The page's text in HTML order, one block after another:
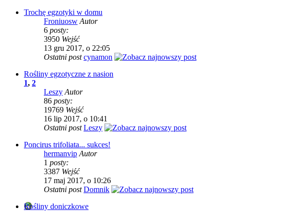
Trochę egzotyki w domu
Froniuosw Autor
6 posty:
3950 Wejść
13 gru 2017, o 22:05
Ostatni postcynamon
Rośliny egzotyczne z nasion
1, 2
Leszy Autor
86 posty:
19769 Wejść
16 lip 2017, o 10:41
Ostatni postLeszy
Poncirus trifoliata... sukces!
hermanvip Autor
1 posty:
3387 Wejść
17 maj 2017, o 10:26
Ostatni postDomnik
Rośliny doniczkowe